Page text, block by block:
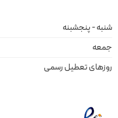
شنبه - پنجشبنه
جمعه
روزهای تعطیل رسمی